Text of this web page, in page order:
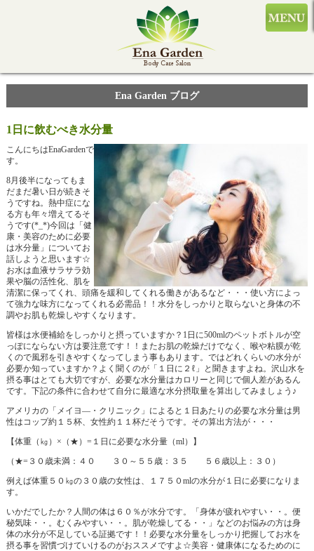
Ena Garden ブログ
1日に飲むべき水分量
こんにちはEnaGardenで
す。
8月後半になってもま
だまだ暑い日が続きそ
うですね。熱中症にな
る方も年々増えてるそ
うです(*_*)今回は「健
康・美容のために必要
は水分量」についてお
話しようと思います☆
お水は血液サラサラ効
果や脳の活性化、肌を
清潔に保ってくれ、頭痛を緩和してくれる働きがあるなど・・・使い方によっ
て強力な味方になってくれる必需品！！水分をしっかりと取らないと身体の不
調やお肌も乾燥しやすくなります。
皆様は水便補給をしっかりと摂っていますか？1日に500mlのペットボトルが空
っぽにならない方は要注意です！！またお肌の乾燥だけでなく、喉や粘膜が乾
くので風邪を引きやすくなってしまう事もあります。ではどれくらいの水分が
必要か知っていますか？よく聞くのが「１日に２ℓ」と聞きますよね。沢山水を
摂る事はとても大切ですが、必要な水分量はカロリーと同じで個人差があるん
です。下記の条件に合わせて自分に最適な水分摂取量を算出してみましょう♪
アメリカの「メイヨ―・クリニック」によると１日あたりの必要な水分量は男
性はコップ約１５杯、女性約１１杯だそうです。その算出方法が・・・
【体重（㎏）×（★）=１日に必要な水分量（ml）】
（★=３０歳未満：４０ ３０～５５歳：３５ ５６歳以上：３０）
例えば体重５０㎏の３０歳の女性は、１７５０mlの水分が１日に必要になりま
す。
いかだでしたか？人間の体は６０％が水分です。「身体が疲れやすい・・。便
秘気味・・。むくみやすい・・。肌が乾燥してる・・」などのお悩みの方は身
体の水分が不足している証拠です！！必要な水分量をしっかり把握してお水を
摂る事を習慣づけていけるのがおススメですよ☆美容・健康体になるためのに